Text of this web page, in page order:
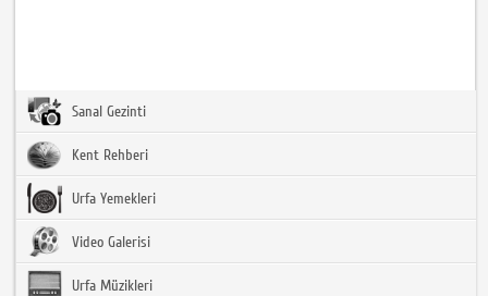
Sanal Gezinti
Kent Rehberi
Urfa Yemekleri
Video Galerisi
Urfa Müzikleri